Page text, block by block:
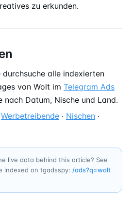
zu erkunden.
alle indexierten
von Wolt im Telegram Ads
nach Datum, Nische und Land.
Werbetreibende · Nischen ·
live data behind this article? See
indexed on tgadsspy: /ads?q=wolt